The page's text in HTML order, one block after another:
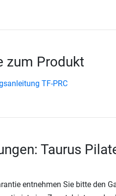
zum Produkt
TF-PRC
Taurus
entnehmen Sie bitte den